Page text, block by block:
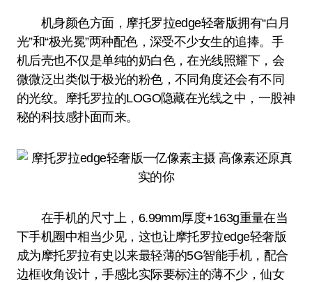
机身颜色方面，摩托罗拉edge轻奢版拥有“白月
光”和“极光冕”两种配色，深受不少女生的追捧。手
机后壳也不仅是单纯的奶白色，在光线照耀下，会
微微泛出类似于极光的粉色，不同角度还会有不同
的光纹。摩托罗拉的LOGO隐藏在光线之中，一股神
秘的科技感扑面而来。
在手机的尺寸上，6.99mm厚度+163g重量在当
下手机圈中相当少见，这也让摩托罗拉edge轻奢版
成为摩托罗拉有史以来最轻薄的5G智能手机，配合
边框收角设计，手感比实际要标注的薄不少，仙女